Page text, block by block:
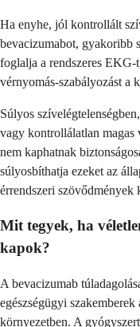
Ha enyhe, jól kontrollált
bevacizumabot, gyakoribb
foglalja a rendszeres EKG-
vérnyomás-szabályozást a
Súlyos
vagy kontrollálatlan magas
nem kaphatnak
súlyosbíthatja ezeket az
érrendszeri szövődmények
Mit tegyek, ha
kapok?
A bevacizumab
egészségügyi
környezetben. A